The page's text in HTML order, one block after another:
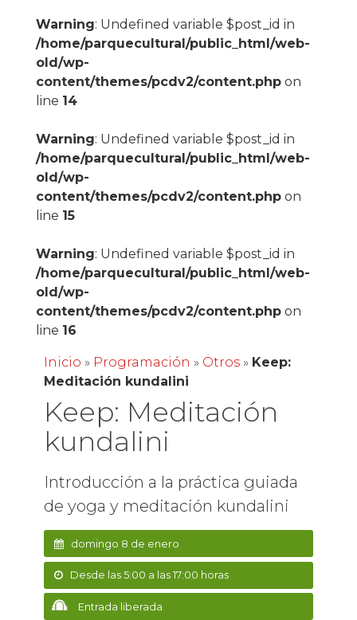
Warning: Undefined variable $post_id in
/home/parquecultural/public_html/web-
old/wp-
content/themes/pcdv2/content.phpon
line 14
Warning: Undefined variable $post_id in
/home/parquecultural/public_html/web-
old/wp-
content/themes/pcdv2/content.phpon
line 15
Warning: Undefined variable $post_id in
/home/parquecultural/public_html/web-
old/wp-
content/themes/pcdv2/content.phpon
line 16
Inicio » Programación » Otros» Keep:
Meditación kundalini
Keep: Meditación
kundalini
Introducción a la práctica guiada
de yoga y meditación kundalini
domingo 8 de enero
Desde las 5:00 a las 17:00 horas
Entrada liberada